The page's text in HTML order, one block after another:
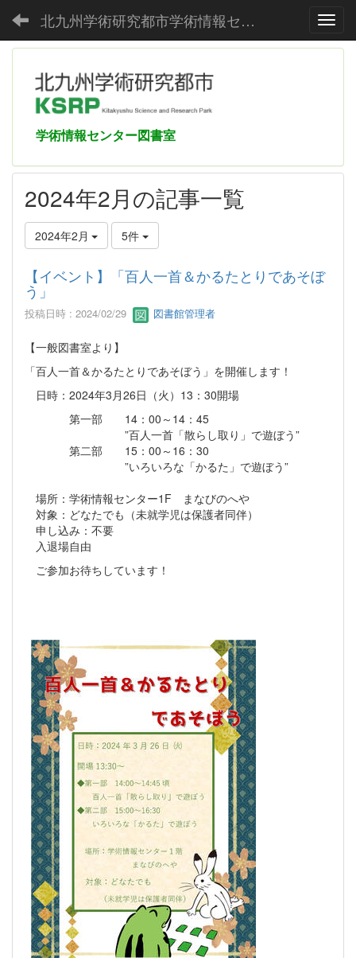
北九州学術研究都市学術情報センター
学術情報センター図書室
2024年2月の記事一覧
2024年2月 5件
【イベント】「百人一首＆かるたとりであそぼ
う」
投稿日時 : 2024/02/29 図書館管理者
【一般図書室より】
「百人一首＆かるたとりであそぼう」を開催します！
日時：2024年3月26日（火）13：30開場
第一部 14：00～14：45
”百人一首「散らし取り」で遊ぼう”
第二部 15：00～16：30
”いろいろな「かるた」で遊ぼう”
場所：学術情報センター1F まなびのへや
対象：どなたでも（未就学児は保護者同伴）
申し込み：不要
入退場自由
ご参加お待ちしています！